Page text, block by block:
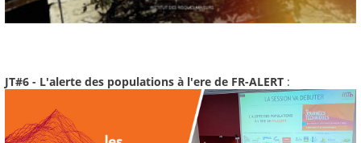
JT#6 - L'alerte des populations à l'ere de FR-ALERT :